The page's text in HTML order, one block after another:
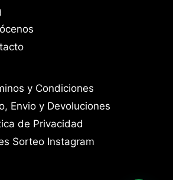
y Condiciones
Envio y Devoluciones
de Privacidad
Sorteo Instagram